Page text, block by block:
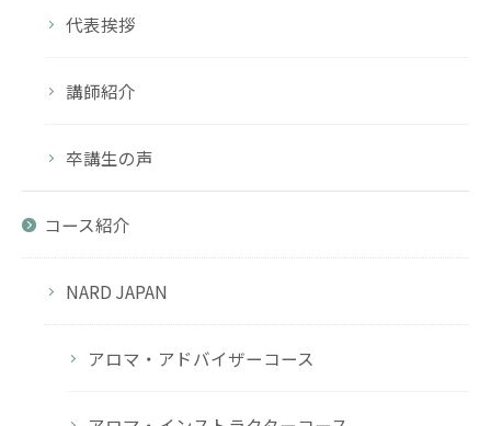
代表挨拶
講師紹介
卒講生の声
コース紹介
NARD JAPAN
アロマ・アドバイザーコース